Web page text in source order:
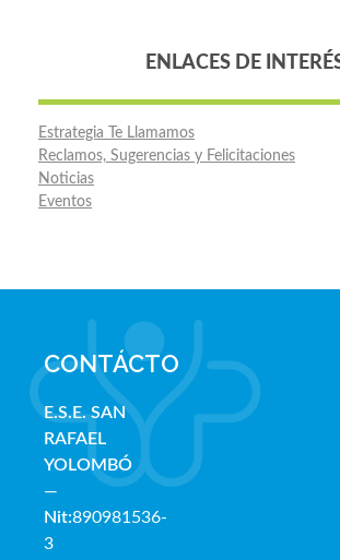
ENLACES DE
Estrategia Te Llamamos
Reclamos, Sugerencias y Felicitaciones
Noticias
Eventos
CONTÁCTO
E.S.E. SAN
RAFAEL
YOLOMBÓ
—
Nit:890981536-
3